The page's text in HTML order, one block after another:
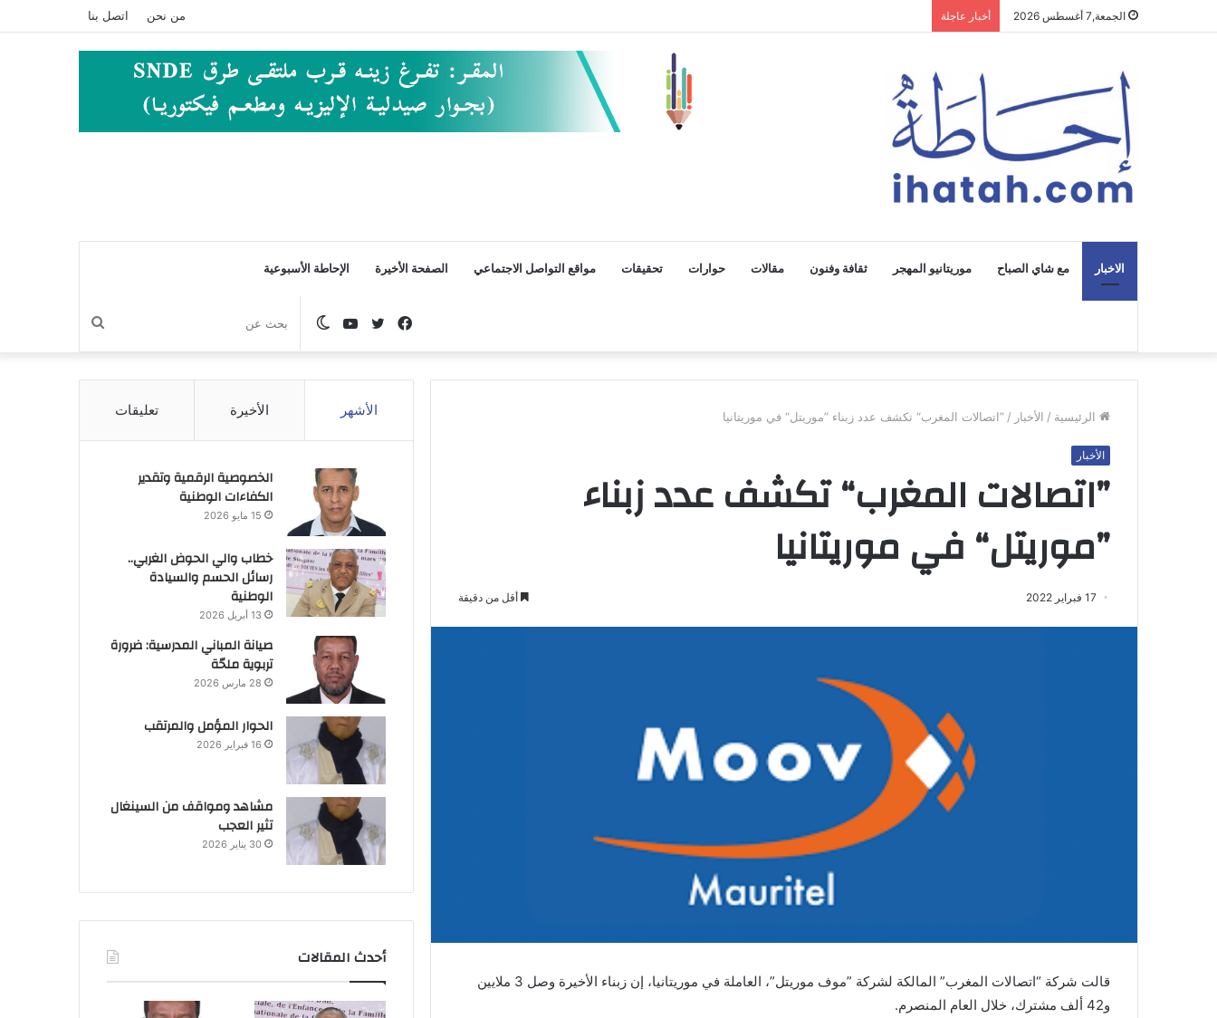
الجمعة,7 أغسطس 2026 أخبار عاجلة من نحن اتصل بنا
الاخبار مع شاي الصباح موريتانيو المهجر ثقافة وفنون مقالات حوارات تحقيقات مواقع التواصل الاجتماعي الصفحة الأخيرة الإحاطة الأسبوعية
بحث
عن
الوضع
المظلم
يوتيوبتويتر
فيسبوك
الرئيسية / الأخبار / ”اتصالات المغرب“ تكشف عدد زبناء ”موريتل“ في موريتانيا
الأخبار
”اتصالات المغرب“ تكشف عدد زبناء
”موريتل“ في موريتانيا
17 فبراير 2022 أقل من دقيقة
قالت شركة “اتصالات المغرب” المالكة لشركة ”موف موريتل”، العاملة في موريتانيا، إن زبناء الأخيرة وصل 3 ملايين
و42 ألف مشترك، خلال العام المنصرم.
الأشهر الأخيرة تعليقات
الخصوصية الرقمية وتقدير
الكفاءات الوطنية
15 مايو 2026
خطاب والي الحوض الغربي..
رسائل الحسم والسيادة
الوطنية
13 أبريل 2026
صيانة المباني المدرسية: ضرورة
تربوية ملحّة
28 مارس 2026
الحوار المؤمل والمرتقب
16 فبراير 2026
مشاهد ومواقف من السينغال
تثير العجب
30 يناير 2026
أحدث المقالات